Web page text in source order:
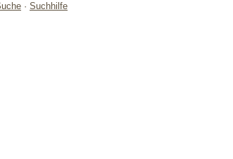
· Suchhilfe